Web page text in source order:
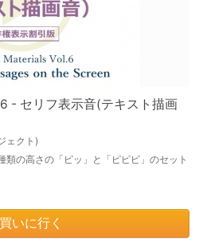
- セリフ表示音(テキスト描画
ェクト)
の高さの「ピッ」と「ピピピ」のセット
買いに行く